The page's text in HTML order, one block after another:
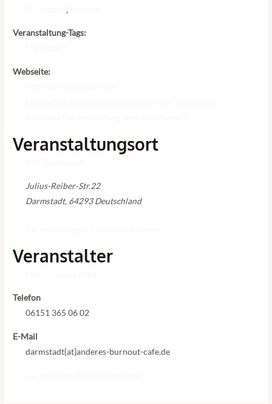
,
Veranstaltung-Tags:
Webseite:
Veranstaltungsort
Julius-Reiber-Str.22
Darmstadt, 64293 Deutschland
Veranstalter
Telefon
06151 365 06 02
E-Mail
darmstadt{at}anderes-burnout-cafe.de